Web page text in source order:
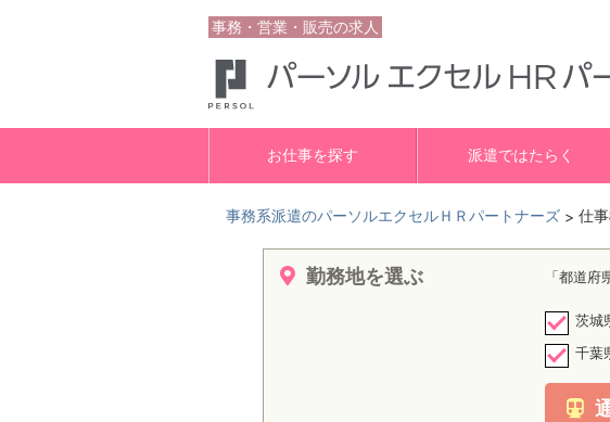
事務・営業・販売の求人
お仕事を探す 派遣ではたらく
事務系派遣のパーソルエクセルＨＲパートナーズ > 仕
勤務地を選ぶ 「都道
茨城
千葉